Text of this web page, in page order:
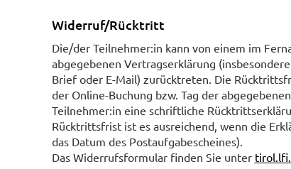
Widerruf/Rücktritt
Die/der Teilnehmer:in kann von einem im
abgegebenen Vertragserklärung
Brief oder E-Mail) zurücktreten. Die
der Online-Buchung bzw. Tag der
Teilnehmer:in eine schriftliche
Rücktrittsfrist ist es ausreichend, wenn die
das Datum des Postaufgabescheines).
Das Widerrufsformular finden Sie unter